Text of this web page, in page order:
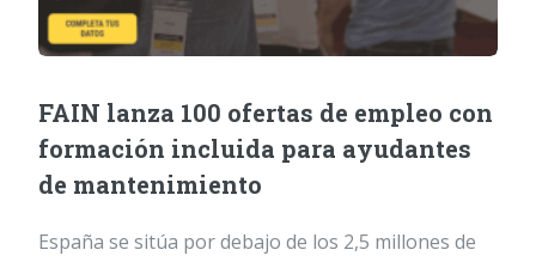
FAIN lanza 100 ofertas de empleo con
formación incluida para ayudantes
de mantenimiento
España se sitúa por debajo de los 2,5 millones de